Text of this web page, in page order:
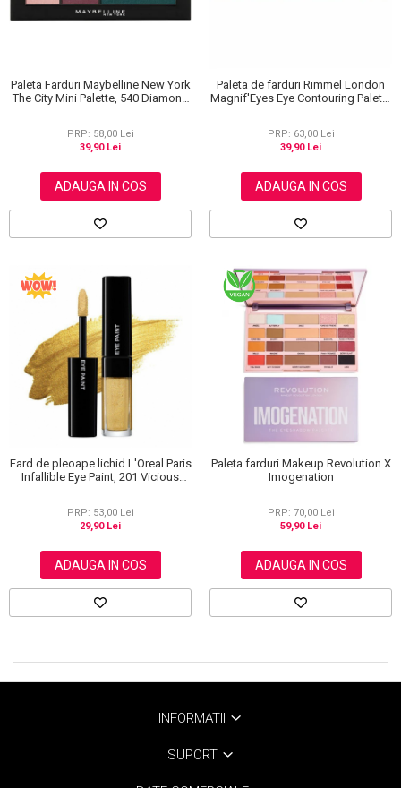
Paleta Farduri Maybelline New York
The City Mini Palette, 540 Diamond
PRP: 58,00 Lei
39,90 Lei
ADAUGA IN COS
Paleta de farduri Rimmel London
Magnif'Eyes Eye Contouring Palette
PRP: 63,00 Lei
39,90 Lei
ADAUGA IN COS
Fard de pleoape lichid L'Oreal Paris
Infallible Eye Paint, 201 Vicious
PRP: 53,00 Lei
29,90 Lei
ADAUGA IN COS
Paleta farduri Makeup Revolution X
Imogenation
PRP: 70,00 Lei
59,90 Lei
ADAUGA IN COS
INFORMATII
SUPORT